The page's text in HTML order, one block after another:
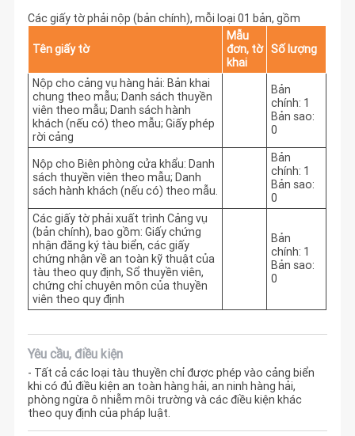
Các giấy tờ phải nộp (bản chính), mỗi loại 01 bản, gồm
Tên giấy tờ
Mẫu
đơn, tờ
khai
Số lượng
Nộp cho cảng vụ hàng hải: Bản khai
chung theo mẫu; Danh sách thuyền
viên theo mẫu; Danh sách hành
khách (nếu có) theo mẫu; Giấy phép
rời cảng
Bản
chính: 1
Bản sao:
0
Nộp cho Biên phòng cửa khẩu: Danh
sách thuyền viên theo mẫu; Danh
sách hành khách (nếu có) theo mẫu.
Bản
chính: 1
Bản sao:
0
Các giấy tờ phải xuất trình Cảng vụ
(bản chính), bao gồm: Giấy chứng
nhận đăng ký tàu biển, các giấy
chứng nhận về an toàn kỹ thuật của
tàu theo quy định, Sổ thuyền viên,
chứng chỉ chuyên môn của thuyền
viên theo quy định
Bản
chính: 1
Bản sao:
0
Yêu cầu, điều kiện
- Tất cả các loại tàu thuyền chỉ được phép vào cảng biển
khi có đủ điều kiện an toàn hàng hải, an ninh hàng hải,
phòng ngừa ô nhiễm môi trường và các điều kiện khác
theo quy định của pháp luật.